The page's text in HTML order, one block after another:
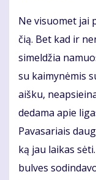
Ne vi­suo­met jai
čią. Bet kad ir
si­mel­džia
su kai­my­nė­mis
aiš­ku,
de­da­ma apie
Pa­va­sa­riais
ką jau lai­kas
bul­ves